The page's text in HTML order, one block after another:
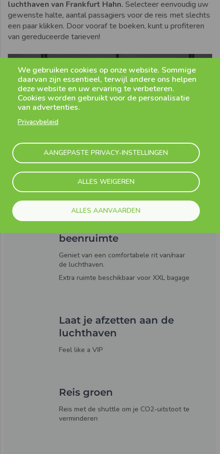
We gebruiken cookies op onze website. Sommige
daarvan zijn essentieel, terwijl andere ons helpen
deze website en uw ervaring te verbeteren.
Cookies worden gebruikt voor de personalisatie
van advertenties.
Privacybeleid
AANGEPASTE PRIVACY-INSTELLINGEN
ALLES WEIGEREN
ALLES AANVAARDEN
luchthaven van Frankfurt Hahn. Selecteer eenvoudig uw
gewenste halte, aantal passagiers voor de reis met slechts
een paar klikken. Door vooraf te boeken, kunt u profiteren
van gereduceerde tarieven!
beenruimte
Geniet van een comfortabele rit van/naar
de luchthaven.
Extra ruimte beschikbaar voor XXL bagage
Laat je afzetten aan de
luchthaven
Feel like a VIP
Reis groen
Reis met de shuttle om je CO2-uitstoot te
verminderen